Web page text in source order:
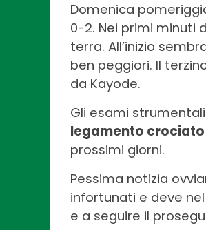
Domenica
0-2. Nei primi minuti
terra. All’inizio
ben peggiori. Il
da Kayode.
Gli esami
legamento
prossimi giorni.
Pessima notizia
infortunati e deve
e a seguire il